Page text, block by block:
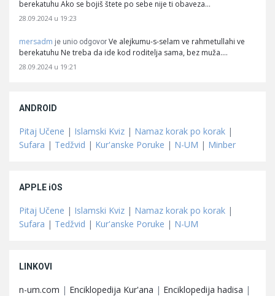
berekatuhu Ako se bojiš štete po sebe nije ti obaveza…
28.09.2024 u 19:23
mersadm je unio odgovor Ve alejkumu-s-selam ve rahmetullahi ve
berekatuhu Ne treba da ide kod roditelja sama, bez muža.…
28.09.2024 u 19:21
ANDROID
Pitaj Učene | Islamski Kviz | Namaz korak po korak |
Sufara | Tedžvid | Kur'anske Poruke | N-UM | Minber
APPLE iOS
Pitaj Učene | Islamski Kviz | Namaz korak po korak |
Sufara | Tedžvid | Kur'anske Poruke | N-UM
LINKOVI
n-um.com | Enciklopedija Kur'ana | Enciklopedija hadisa |